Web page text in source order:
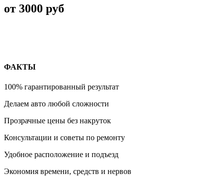
от 3000 руб
ФАКТЫ
100% гарантированный результат
Делаем авто любой сложности
Прозрачные цены без накруток
Консультации и советы по ремонту
Удобное расположение и подъезд
Экономия времени, средств и нервов